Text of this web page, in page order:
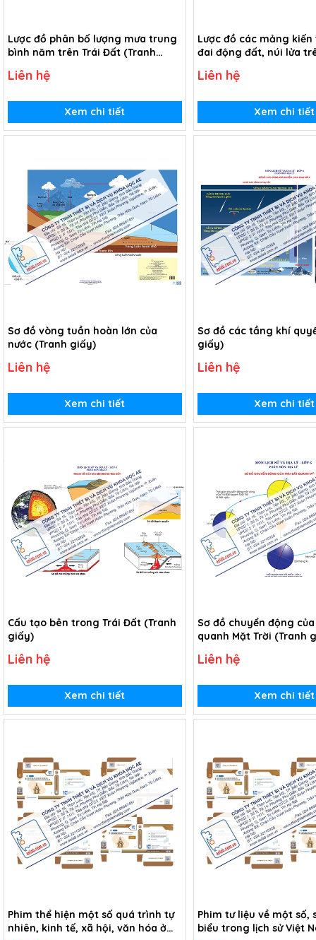
Lược đồ phân bố lượng mưa trung
bình năm trên Trái Đất (Tranh
Liên hệ
Xem chi tiết
Lược đồ các mảng
đai động đất, núi lửa
Liên hệ
Xem chi tiết
Sơ đồ vòng tuần hoàn lớn của
nước (Tranh giấy)
Liên hệ
Xem chi tiết
Sơ đồ các tầng khí
giấy)
Liên hệ
Xem chi tiết
Cấu tạo bên trong Trái Đất (Tranh
giấy)
Liên hệ
Xem chi tiết
Sơ đồ chuyển động
quanh Mặt Trời (Tranh
Liên hệ
Xem chi tiết
Phim thể hiện một số quá trình tự
nhiên, kinh tế, xã hội, văn hóa ở
Phim tư liệu về một số,
biểu trong lịch sử Việt